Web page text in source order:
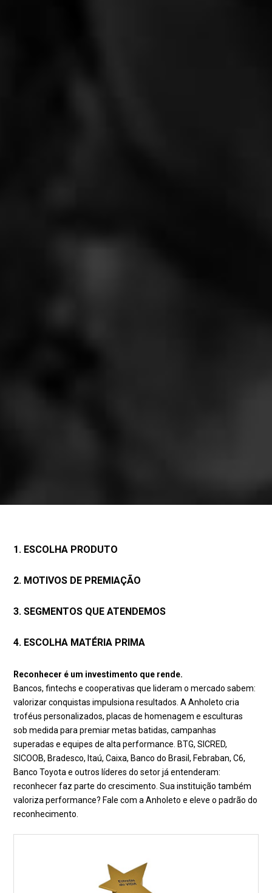
1. ESCOLHA PRODUTO
2. MOTIVOS DE PREMIAÇÃO
3. SEGMENTOS QUE ATENDEMOS
4. ESCOLHA MATÉRIA PRIMA
Reconhecer é um investimento que rende.
Bancos, fintechs e cooperativas que lideram o mercado sabem:
valorizar conquistas impulsiona resultados. A Anholeto cria
troféus personalizados, placas de homenagem e esculturas
sob medida para premiar metas batidas, campanhas
superadas e equipes de alta performance. BTG, SICRED,
SICOOB, Bradesco, Itaú, Caixa, Banco do Brasil, Febraban, C6,
Banco Toyota e outros líderes do setor já entenderam:
reconhecer faz parte do crescimento. Sua instituição também
valoriza performance? Fale com a Anholeto e eleve o padrão do
reconhecimento.